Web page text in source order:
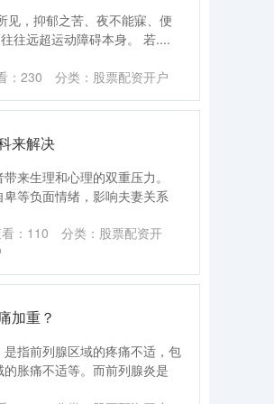
见，抑郁之苦、夜不能寐、便
往远超运动障碍本身。 若....
： 230 分类： 股票配资开户
来解决
来生理和心理的双重压力。
等负面情绪，影响夫妻关系
： 110 分类： 股票配资开
加重？
指前列腺区域的疼痛不适，包
胀痛不适等。而前列腺炎是